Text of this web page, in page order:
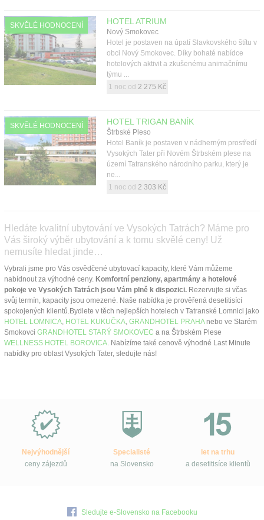
SKVĚLÉ HODNOCENÍ HOTEL ATRIUM
Nový Smokovec
Hotel je postaven na úpatí Slavkovského štítu v
obci Nový Smokovec. Díky bohaté nabídce
hotelových aktivit a zkušenému animačnímu
týmu ...
1 noc od 2 275 Kč
SKVĚLÉ HODNOCENÍ HOTEL TRIGAN BANÍK
Štrbské Pleso
Hotel Baník je postaven v nádherným prostředí
Vysokých Tater při Novém Štrbském plese na
území Tatranského národního parku, který je
ne...
1 noc od 2 303 Kč
Hledáte kvalitní ubytování ve Vysokých Tatrách? Máme pro
Vás široký výběr ubytování a k tomu skvělé ceny! Už
nemusíte hledat jinde…
Vybrali jsme pro Vás osvědčené ubytovací kapacity, které Vám můžeme
nabídnout za výhodné ceny. Komfortní penziony, apartmány a hotelové
pokoje ve Vysokých Tatrách jsou Vám plně k dispozici. Rezervujte si včas
svůj termín, kapacity jsou omezené. Naše nabídka je prověřená desetitisící
spokojených klientů.Bydlete v těch nejlepších hotelech v Tatranské Lomnici jako
HOTEL LOMNICA HOTEL KUKUČKA GRANDHOTEL PRAHAnebo ve Starém
Smokovci GRANDHOTEL STARÝ SMOKOVEC a na Štrbském Plese
WELLNESS HOTEL BOROVICA . Nabízíme také cenově výhodné Last Minute
nabídky pro oblast Vysokých Tater, sledujte nás!
Slovensko.cz?
Nejvýhodnější
ceny zájezdů
Specialisté
na Slovensko
let na trhu
a desetitisíce klientů
Sledujte e-Slovensko na Facebooku